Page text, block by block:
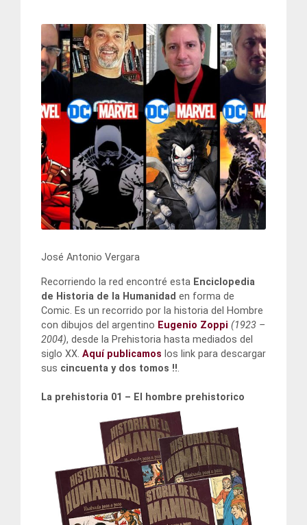
José Antonio Vergara
Recorriendo la red encontré esta Enciclopedia
de Historia de la Humanidad en forma de
Comic. Es un recorrido por la historia del Hombre
con dibujos del argentino Eugenio Zoppi (1923 –
2004), desde la Prehistoria hasta mediados del
siglo XX. Aquí publicamos los link para descargar
sus cincuenta y dos tomos !!.
La prehistoria 01 – El hombre prehistorico